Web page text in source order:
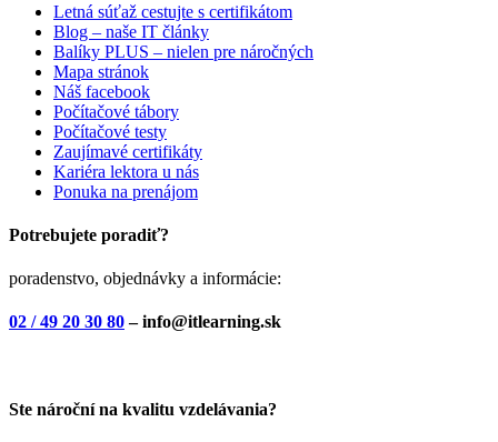
Letná súťaž cestujte s certifikátom
Blog – naše IT články
Balíky PLUS – nielen pre náročných
Mapa stránok
Náš facebook
Počítačové tábory
Počítačové testy
Zaujímavé certifikáty
Kariéra lektora u nás
Ponuka na prenájom
Potrebujete poradiť?
poradenstvo, objednávky a informácie:
02 / 49 20 30 80– info@itlearning.sk
Ste nároční na kvalitu vzdelávania?